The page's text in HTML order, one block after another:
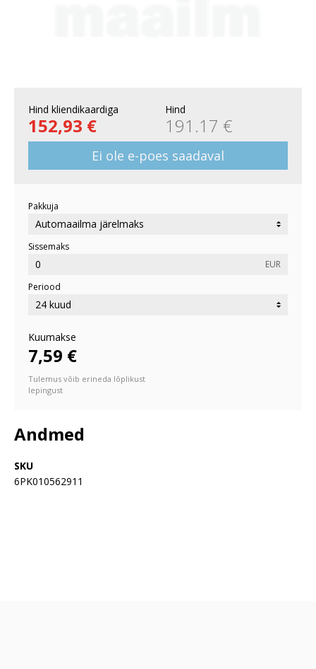
Hind kliendikaardiga
152,93 €
Hind
191.17 €
Ei ole e-poes saadaval
Pakkuja
Sissemaks
EUR
Periood
Kuumakse
7,59 €
Tulemus võib erineda lõplikust
lepingust
Andmed
SKU
6PK010562911